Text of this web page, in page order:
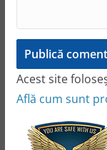
Acest site
Află cum sunt